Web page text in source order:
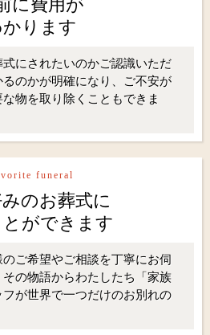
に費用が
ります
にされたいのかご認識いただ
るのかが明確になり、ご不安が
物を取り除くこともできま
funeral
のお葬式に
ができます
ご希望やご相談を丁寧にお伺
の物語からわたしたち「家族
が世界で一つだけのお別れの